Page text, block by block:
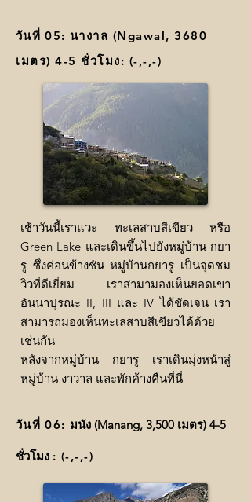
วันที่ 05: นางาล (Ngawal, 3680
เมตร) 4-5 ชั่วโมง: (-,-,-)
เช้าวันนี้เราแวะ ทะเลสาบสีเขียว หรือ
Green Lake และเดินขึ้นไปยังหมู่บ้าน กยา
รู ซึ่งค่อนข้างชัน หมู่บ้านกยารู เป็นจุดชม
วิวที่ดีเยี่ยม เราสามามองเห็นยอดเขา
อันนาปุรณะ II, III และ IV ได้ชัดเจน เรา
สามารถมองเห็นทะเลสาบสีเขียวได้ด้วย
เช่นกัน
หลังจากหมู่บ้าน กยารู เราเดินมุ่งหน้าสู่
หมู่บ้าน งาวาล และพักค้างคืนที่นี่
วันที่ 06: มนัง (Manang, 3,500 เมตร) 4-5
ชั่วโมง : (-,-,-)